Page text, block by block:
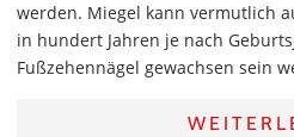
werden. Miegel kann vermutlich
in hundert Jahren je nach
Fußzehennägel gewachsen sein